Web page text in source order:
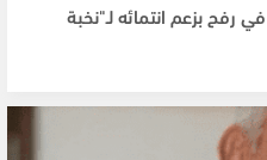
رفح بزعم انتمائه لـ"نخبة